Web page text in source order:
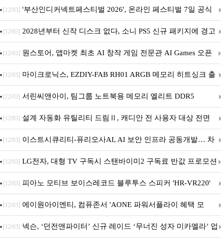
퍼 대기
[12/03] '부산인디커넥트페스티벌 2026', 온라인 페스티벌 7일 공식
개막... 22일간 진행
[12/03] 2028년부터 신작 디스크 없다, 소니 PS5 신규 패키지에 경고
문 추가
[12/03] 원스토어, 앱마켓 최초 AI 창작 게임 전문관 AI Games 오픈
[12/03] 마이크로닉스, EZDIY-FAB RH01 ARGB 메모리 히트싱크 출
시
[12/03] 서린씨앤아이, 팀그룹 노트북용 메모리 엘리트 DDR5
5600MHz 16GB 출시
[12/03] 설계 자동화 유틸리티 드림Ⅱ, 캐디안 전 사용자 대상 전면
무상 배포
[12/03] 이스트시큐리티-퓨리오사AI, AI 보안 인프라 공동개발… 차
세대 AI 보안 플랫폼 구축
[12/03] LG전자, 대형 TV 구독시 스탠바이미2 구독료 반값 프로모션
[12/03] 피아노 모티브 보이스레코드 블루투스 스피커 'HR-VR220'
출시
[12/03] 에이원아이엔티, 컴퓨존서 'AONE 파워서플라이 혜택 모
음.ZIP' 이벤트 진행
[12/03] 넥슨, ‘던전앤파이터’ 신규 레이드 ‘무너진 성자 미카엘라’ 업